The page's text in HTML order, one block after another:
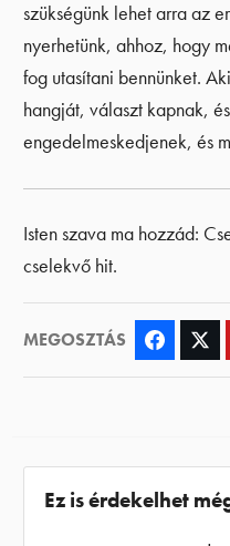
szükségünk lehet arra az
nyerhetünk, ahhoz, hogy
fog utasítani bennünket.
hangját, választ kapnak,
engedelmeskedjenek, és
Isten szava ma hozzád:
cselekvő hit.
MEGOSZTÁS Facebook
Ez is érdekelhet